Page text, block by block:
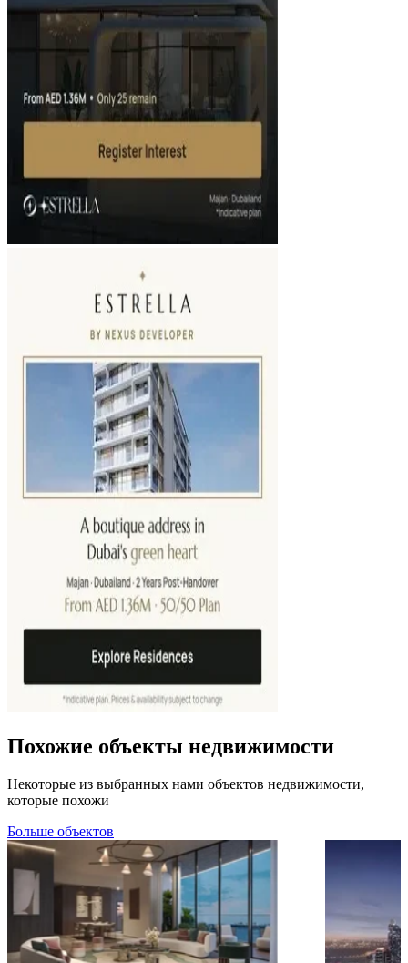
Похожие объекты недвижимости
Некоторые из выбранных нами объектов недвижимости,
которые похожи
Больше объектов